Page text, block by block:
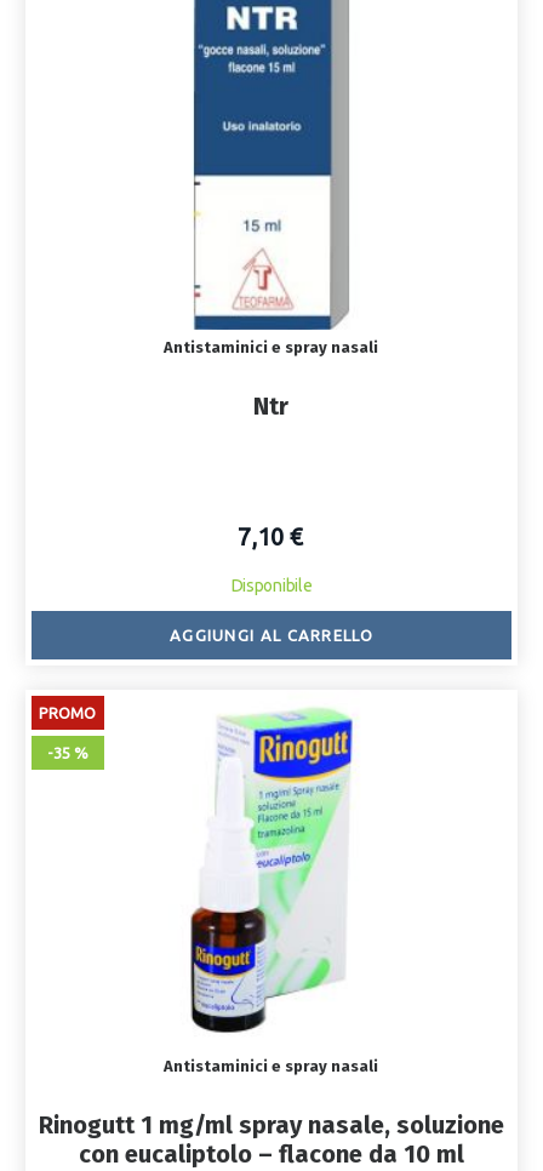
Antistaminici e spray nasali
Ntr
7,10 €
Disponibile
AGGIUNGI AL CARRELLO
PROMO
-35 %
Antistaminici e spray nasali
Rinogutt 1 mg/ml spray nasale, soluzione
con eucaliptolo – flacone da 10 ml